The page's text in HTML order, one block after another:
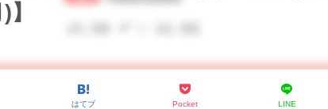
はてブ Pocket LINE